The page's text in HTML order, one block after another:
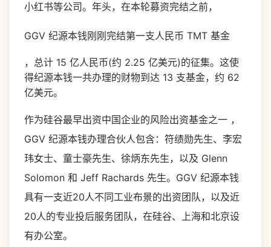
小红书等公司。年头，在本轮募资完结之前，
GGV 纪源本钱刚刚完结第一支人民币 TMT 基金
，总计 15 亿人民币(约 2.25 亿美元)的征集。这使
得纪源本钱一共办理的财物到达 13 支基金，约 62
亿美元。
作为硅谷最早出资中国企业的风险出资基金之一 ，
GGV 纪源本钱办理合伙人包含：符绩勋先生、李宏
玮女士、童士豪先生、徐炳东先生，以及 Glenn
Solomon 和 Jeff Rachards 先生。GGV 纪源本钱
具有一支近20人不同工业布景的出资团队，以及近
20人的专业投后服务团队，在硅谷、上海和北京设
有办公室。